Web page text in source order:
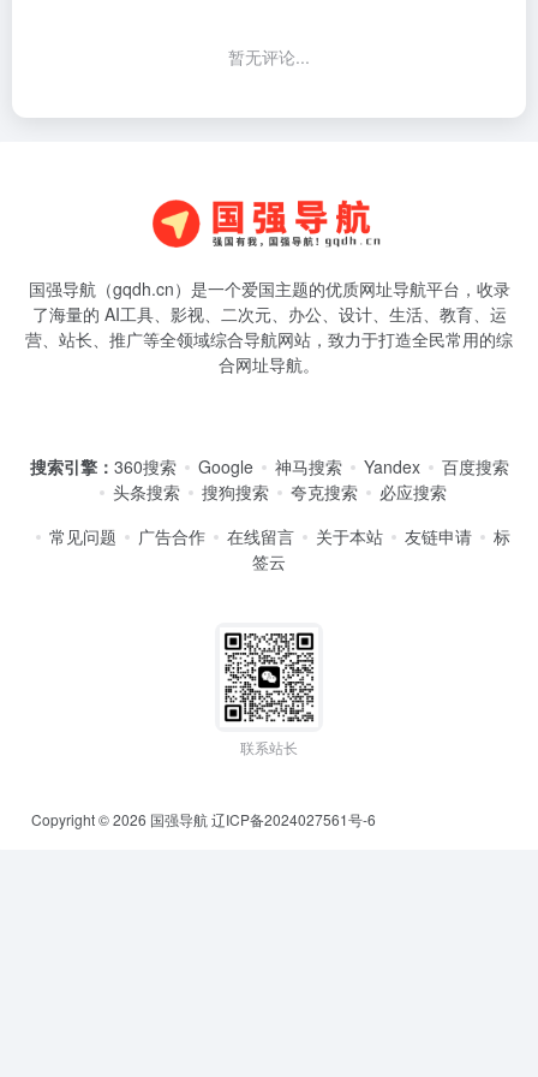
暂无评论...
国强导航（gqdh.cn）是一个爱国主题的优质网址导航平台，收录
了海量的 AI工具、影视、二次元、办公、设计、生活、教育、运
营、站长、推广等全领域综合导航网站，致力于打造全民常用的综
合网址导航。
搜索引擎： 360搜索 Google 神马搜索 Yandex
百度搜索
头条搜索
搜狗搜索 夸克搜索
必应搜索
常见问题
广告合作 在线留言 关于本站 友链申请
标
签云
联系站长
Copyright © 2026 国强导航辽ICP备2024027561号-6